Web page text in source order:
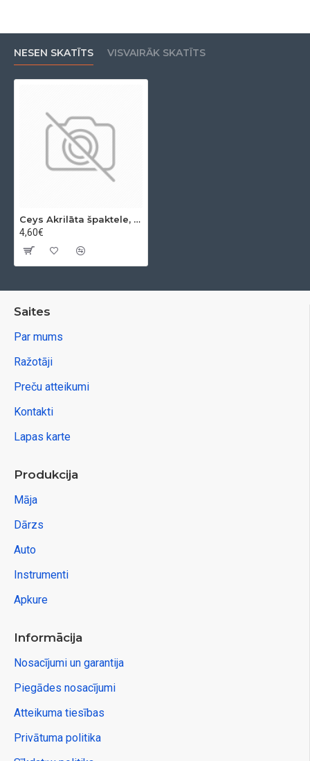
NESEN SKATĪTS VISVAIRĀK SKATĪTS
Ceys Akrilāta špaktele, šuvēm un plaisām, matēta balta, 280 ml
4,60€
Saites
Par mums
Ražotāji
Preču atteikumi
Kontakti
Lapas karte
Produkcija
Māja
Dārzs
Auto
Instrumenti
Apkure
Informācija
Nosacījumi un garantija
Piegādes nosacījumi
Atteikuma tiesības
Privātuma politika